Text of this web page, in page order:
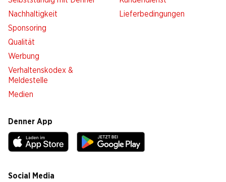
Nachhaltigkeit
Sponsoring
Qualität
Werbung
Verhaltenskodex &
Meldestelle
Medien
Lieferbedingungen
Denner App
Social Media